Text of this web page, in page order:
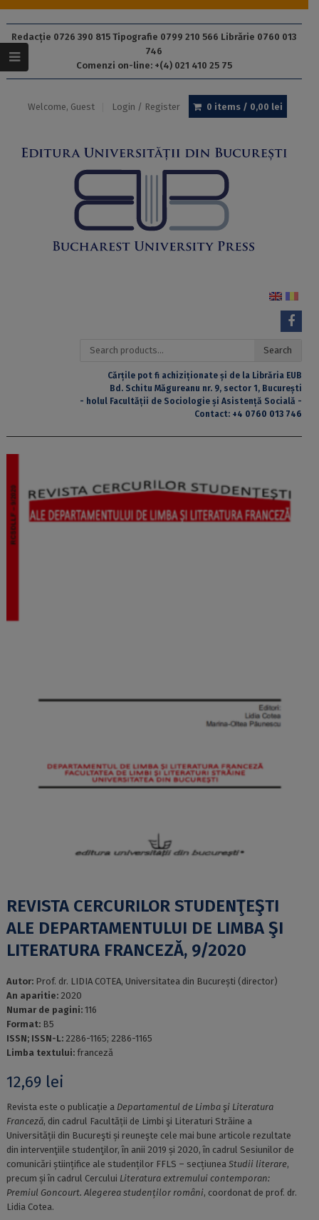
Redacție 0726 390 815 Tipografie 0799 210 566 Librărie 0760 013
746
Comenzi on-line: +(4) 021 410 25 75
Welcome, Guest Login / Register 0 items / 0,00 lei
Search
Search
Cărțile pot fi achiziționate și de la Librăria EUB
Bd. Schitu Măgureanu nr. 9, sector 1, București
- holul Facultății de Sociologie și Asistență Socială -
Contact: +4 0760 013 746
REVISTA CERCURILOR STUDENŢEŞTI
ALE DEPARTAMENTULUI DE LIMBA ŞI
LITERATURA FRANCEZĂ, 9/2020
Autor: Prof. dr. LIDIA COTEA, Universitatea din București (director)
An aparitie: 2020
Numar de pagini: 116
Format: B5
ISSN; ISSN-L: 2286-1165; 2286-1165
Limba textului: franceză
12,69 lei
Revista este o publicație a Departamentul de Limba şi Literatura
Franceză, din cadrul Facultății de Limbi şi Literaturi Străine a
Universității din Bucureşti și reuneşte cele mai bune articole rezultate
din intervenţiile studenţilor, în anii 2019 și 2020, în cadrul Sesiunilor de
comunicări științifice ale studenților FFLS – secțiunea Studii literare,
precum și în cadrul Cercului Literatura extremului contemporan:
Premiul Goncourt. Alegerea studenților români, coordonat de prof. dr.
Lidia Cotea.